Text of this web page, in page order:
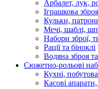
Арбалет, лук,
Іграшкова зброя
Кульки,
Мечі, шаблі,
Набори зброї,
Рації та біноклі
Водяна зброя
Сюжетно-рольові
Кухні,
Касові